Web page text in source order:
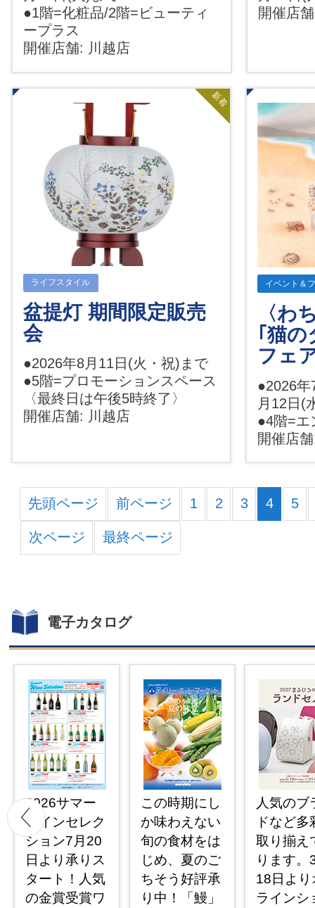
●1階=化粧品/2階=ビューティ
ープラス
開催店舗: 川越店
開催店
新着
ライフスタイル
盆提灯 期間限定販売
会
●2026年8月11日(火・祝)まで
●5階=プロモーションスペース
〈最終日は午後5時終了〉
開催店舗: 川越店
イベント＆
〈わ
｢猫
フェ
●2026年
月12日(
●4階=エ
開催店
先頭ページ 前ページ 1 2 3 4 5
次ページ 最終ページ
電子カタログ
2026サマー
ワインセレク
ション7月20
日より承りス
タート！人気
の金賞受賞ワ
この時期にし
か味わえない
旬の食材をは
じめ、夏のご
ちそう好評承
り中！「鰻」
人気のブ
ドなど多
取り揃え
ります。
18日より
ラインシ